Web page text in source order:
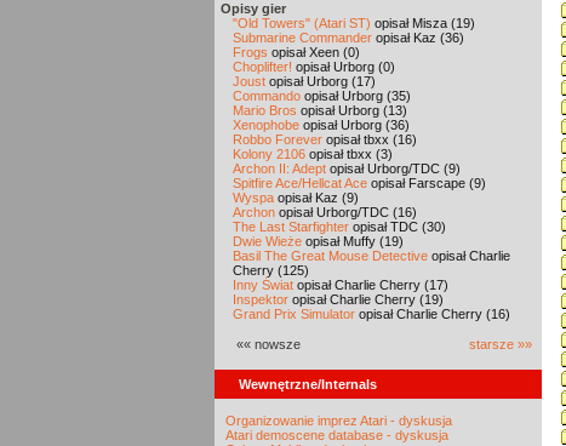
Opisy gier
"Old Towers" (Atari ST) opisał Misza (19)
Submarine Commander opisał Kaz (36)
Frogs opisał Xeen (0)
Choplifter! opisał Urborg (0)
Joust opisał Urborg (17)
Commando opisał Urborg (35)
Mario Bros opisał Urborg (13)
Xenophobe opisał Urborg (36)
Robbo Forever opisał tbxx (16)
Kolony 2106 opisał tbxx (3)
Archon II: Adept opisał Urborg/TDC (9)
Spitfire Ace/Hellcat Ace opisał Farscape (9)
Wyspa opisał Kaz (9)
Archon opisał Urborg/TDC (16)
The Last Starfighter opisał TDC (30)
Dwie Wieże opisał Muffy (19)
Basil The Great Mouse Detective opisał Charlie
Cherry (125)
Inny Świat opisał Charlie Cherry (17)
Inspektor opisał Charlie Cherry (19)
Grand Prix Simulator opisał Charlie Cherry (16)
«« nowsze starsze »»
Wewnętrzne/Internals
Organizowanie imprez Atari - dyskusja
Atari demoscene database - dyskusja